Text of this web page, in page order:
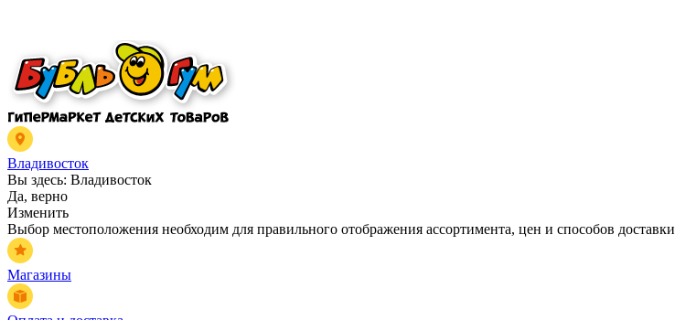
Владивосток
Вы здесь: Владивосток
Да, верно
Изменить
Выбор местоположения необходим для правильного отображения ассортимента, цен и способов доставки
Магазины